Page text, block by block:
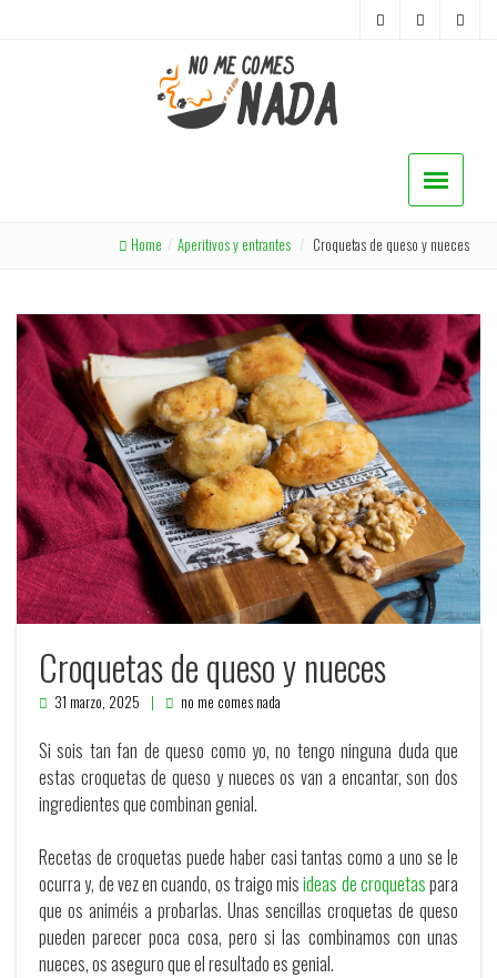
Home / Aperitivos y entrantes / Croquetas de queso y nueces
Croquetas de queso y nueces
31 marzo, 2025 no me comes nada
Si sois tan fan de queso como yo, no tengo ninguna duda que
estas croquetas de queso y nueces os van a encantar, son dos
ingredientes que combinan genial.
Recetas de croquetas puede haber casi tantas como a uno se le
ocurra y, de vez en cuando, os traigo misideas de croquetaspara
que os animéis a probarlas. Unas sencillas croquetas de queso
pueden parecer poca cosa, pero si las combinamos con unas
nueces, os aseguro que el resultado es genial.